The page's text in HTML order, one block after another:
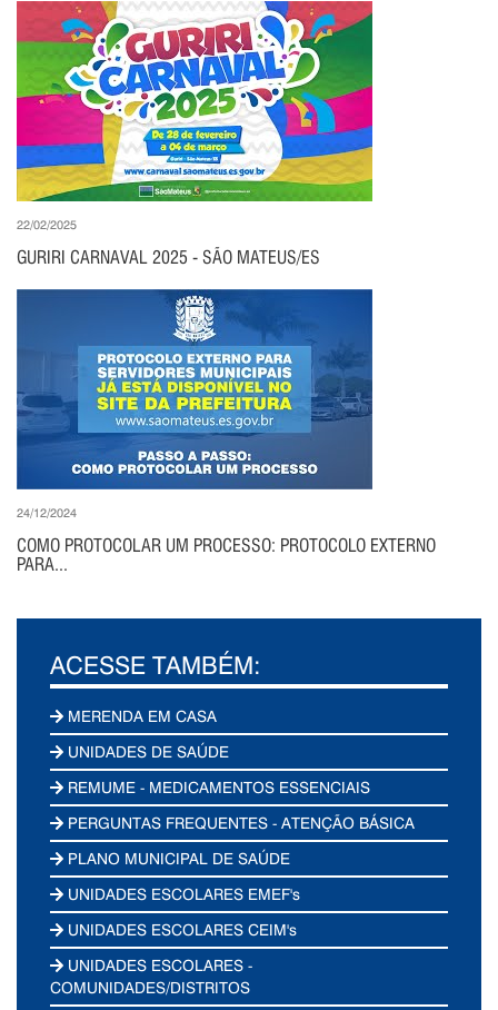
22/02/2025
GURIRI CARNAVAL 2025 - SÃO MATEUS/ES
24/12/2024
COMO PROTOCOLAR UM PROCESSO: PROTOCOLO EXTERNO
PARA...
ACESSE TAMBÉM:
MERENDA EM CASA
UNIDADES DE SAÚDE
REMUME - MEDICAMENTOS ESSENCIAIS
PERGUNTAS FREQUENTES - ATENÇÃO BÁSICA
PLANO MUNICIPAL DE SAÚDE
UNIDADES ESCOLARES EMEF's
UNIDADES ESCOLARES CEIM's
UNIDADES ESCOLARES -
COMUNIDADES/DISTRITOS